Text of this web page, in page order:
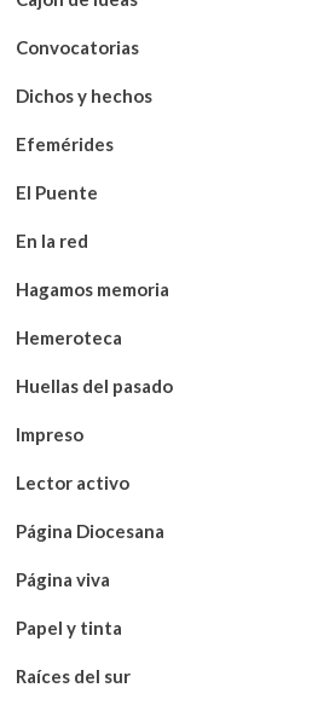
Convocatorias
Dichos y hechos
Efemérides
El Puente
En la red
Hagamos memoria
Hemeroteca
Huellas del pasado
Impreso
Lector activo
Página Diocesana
Página viva
Papel y tinta
Raíces del sur